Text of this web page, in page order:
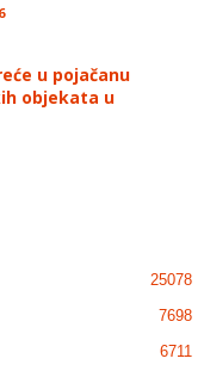
u pojačanu
objekata u
25078
7698
6711